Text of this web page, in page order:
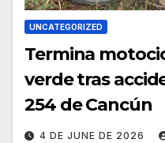
UNCATEGORIZED
Termina
verde tras
254 de Cancún
4 DE JUNE DE 2026